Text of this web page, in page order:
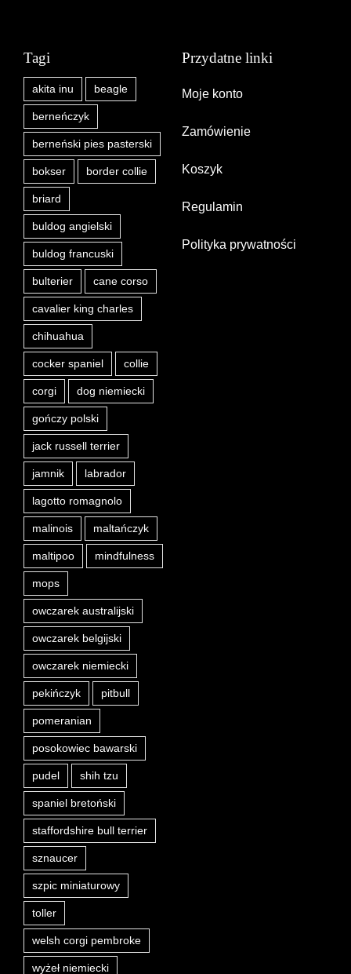
Tagi
akita inu beagle
berneńczyk
berneński pies pasterski
bokser border collie
briard
buldog angielski
buldog francuski
bulterier cane corso
cavalier king charles
chihuahua
cocker spaniel collie
corgi dog niemiecki
gończy polski
jack russell terrier
jamnik labrador
lagotto romagnolo
malinois maltańczyk
maltipoo mindfulness
mops
owczarek australijski
owczarek belgijski
owczarek niemiecki
pekińczyk pitbull
pomeranian
posokowiec bawarski
pudel shih tzu
spaniel bretoński
staffordshire bull terrier
sznaucer
szpic miniaturowy
toller
welsh corgi pembroke
wyżeł niemiecki
Przydatne linki
Moje konto
Zamówienie
Koszyk
Regulamin
Polityka prywatności